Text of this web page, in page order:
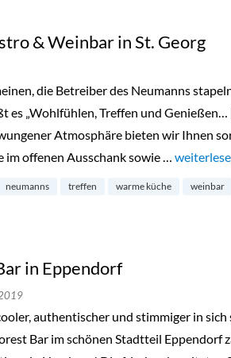
& Weinbar in St. Georg
die Betreiber des Neumanns
es „Wohlfühlen, Treffen und Genießen…
Atmosphäre bieten wir Ihnen
im offenen Ausschank sowie …
neumanns treffen warme küche
weinbar
in Eppendorf
authentischer und stimmiger in sich
Bar im schönen Stadtteil Eppendorf